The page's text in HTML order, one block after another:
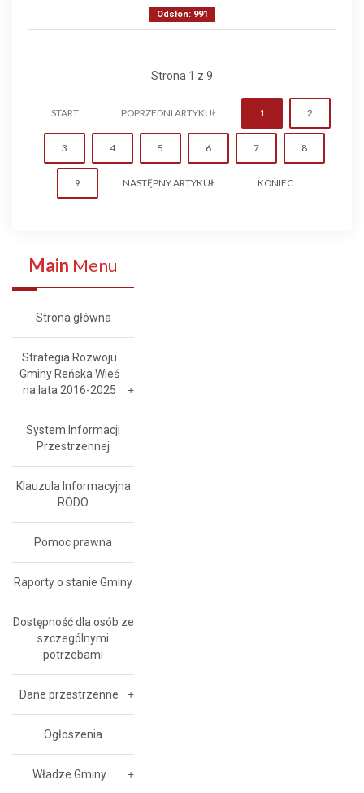
Odsłon: 991
Strona 1 z 9
START POPRZEDNI ARTYKUŁ 1 2
3 4 5 6 7 8
9 NASTĘPNY ARTYKUŁ KONIEC
Main Menu
Strona główna
Strategia Rozwoju
Gminy Reńska Wieś
na lata 2016-2025
System Informacji
Przestrzennej
Klauzula Informacyjna
RODO
Pomoc prawna
Raporty o stanie Gminy
Dostępność dla osób ze
szczególnymi
potrzebami
Dane przestrzenne
Ogłoszenia
Władze Gminy